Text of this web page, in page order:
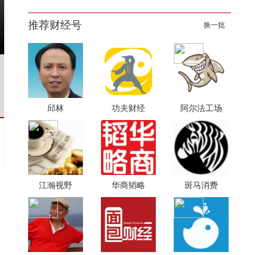
推荐财经号 换一批
邱林 功夫财经 阿尔法工场
江瀚视野 华商韬略 斑马消费